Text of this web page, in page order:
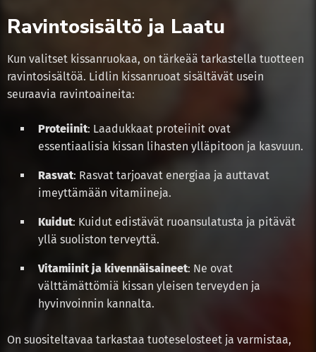
Ravintosisältö ja Laatu
Kun valitset kissanruokaa, on tärkeää tarkastella tuotteen
ravintosisältöä. Lidlin kissanruoat sisältävät usein
seuraavia ravintoaineita:
Proteiinit: Laadukkaat proteiinit ovat
essentiaalisia kissan lihasten ylläpitoon ja kasvuun.
Rasvat: Rasvat tarjoavat energiaa ja auttavat
imeyttämään vitamiineja.
Kuidut: Kuidut edistävät ruoansulatusta ja pitävät
yllä suoliston terveyttä.
Vitamiinit ja kivennäisaineet: Ne ovat
välttämättömiä kissan yleisen terveyden ja
hyvinvoinnin kannalta.
On suositeltavaa tarkastaa tuoteselosteet ja varmistaa,